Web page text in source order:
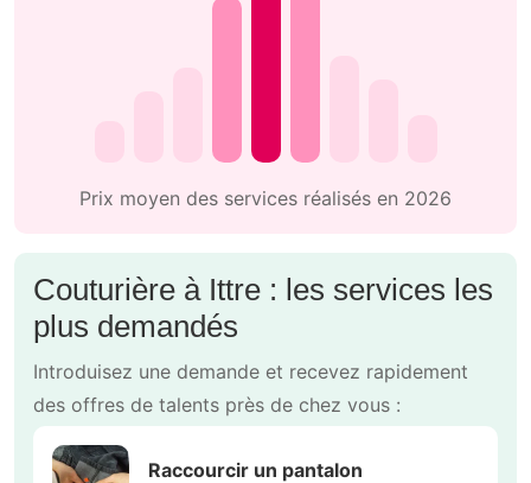
Prix moyen des services réalisés en 2026
Couturière à Ittre : les services les
plus demandés
Introduisez une demande et recevez rapidement
des offres de talents près de chez vous :
Raccourcir un pantalon